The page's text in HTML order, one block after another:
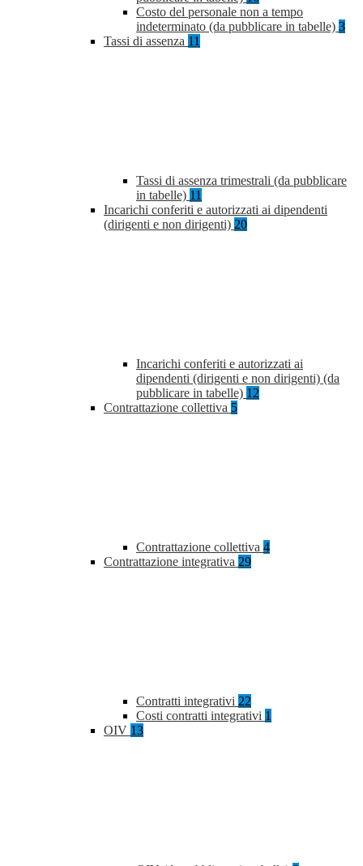
Costo del personale non a tempo
indeterminato (da pubblicare in tabelle) 3
Tassi di assenza 11
Tassi di assenza trimestrali (da pubblicare
in tabelle) 11
Incarichi conferiti e autorizzati ai dipendenti
(dirigenti e non dirigenti) 20
Incarichi conferiti e autorizzati ai
dipendenti (dirigenti e non dirigenti) (da
pubblicare in tabelle) 12
Contrattazione collettiva 5
Contrattazione collettiva 4
Contrattazione integrativa 29
Contratti integrativi 22
Costi contratti integrativi 1
OIV 13